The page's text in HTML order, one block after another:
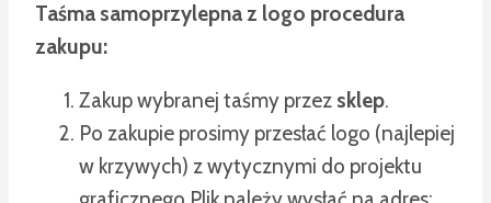
Taśma samoprzylepna z logo procedura
zakupu:
Zakup wybranej taśmy przez sklep.
Po zakupie prosimy przesłać logo (najlepiej
w krzywych) z wytycznymi do projektu